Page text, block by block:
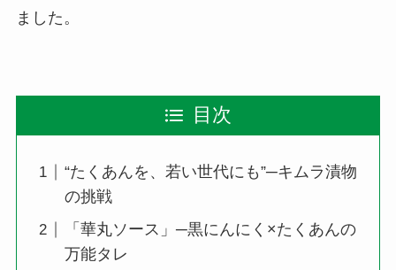
ました。
目次
“たくあんを、若い世代にも”─キムラ漬物
の挑戦
「華丸ソース」─黒にんにく×たくあんの
万能タレ